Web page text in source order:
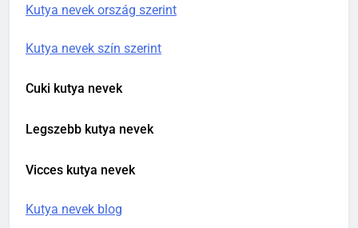
Kutya nevek ország szerint
Kutya nevek szín szerint
Cuki kutya nevek
Legszebb kutya nevek
Vicces kutya nevek
Kutya nevek blog